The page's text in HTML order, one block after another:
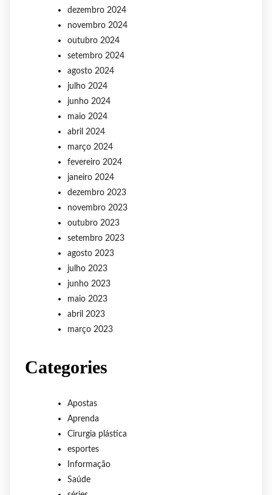
dezembro 2024
novembro 2024
outubro 2024
setembro 2024
agosto 2024
julho 2024
junho 2024
maio 2024
abril 2024
março 2024
fevereiro 2024
janeiro 2024
dezembro 2023
novembro 2023
outubro 2023
setembro 2023
agosto 2023
julho 2023
junho 2023
maio 2023
abril 2023
março 2023
Categories
Apostas
Aprenda
Cirurgia plástica
esportes
Informação
Saúde